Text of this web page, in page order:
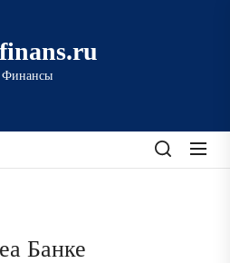
Финансы
Банке